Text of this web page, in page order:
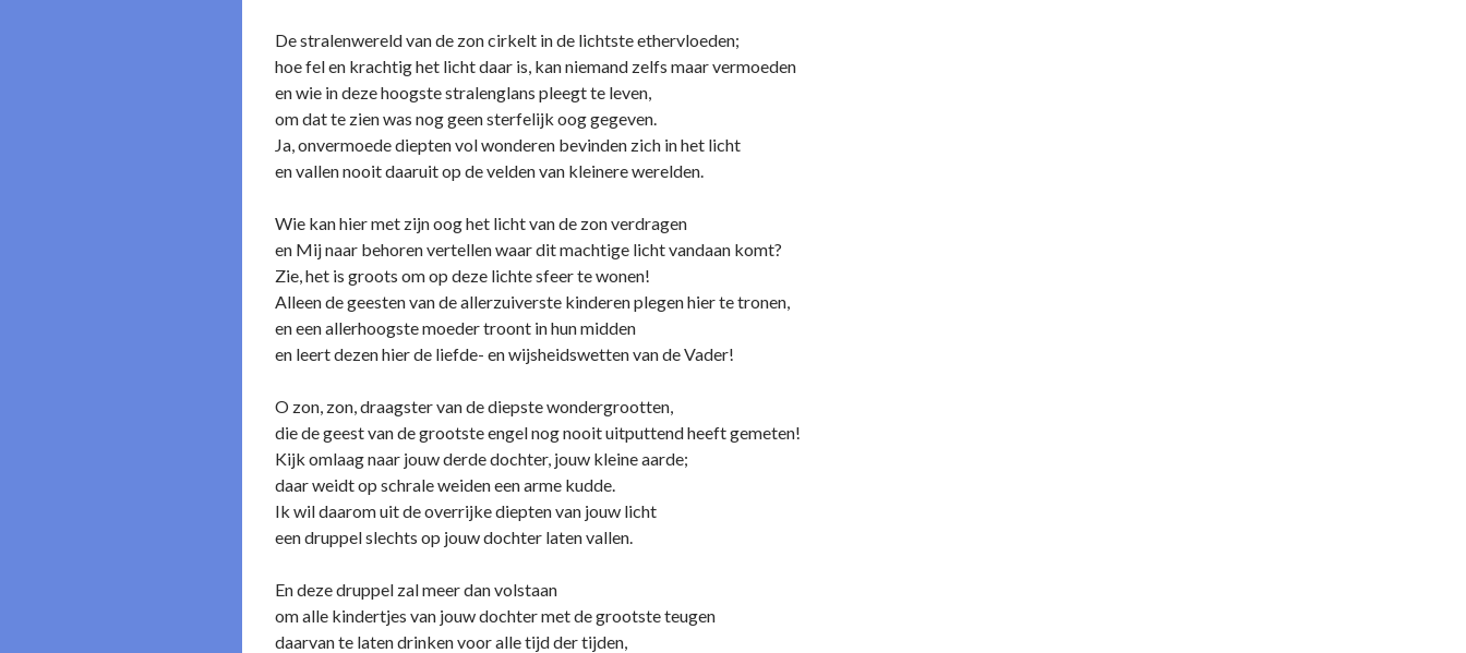
De stralenwereld van de zon cirkelt in de lichtste ethervloeden;
hoe fel en krachtig het licht daar is, kan niemand zelfs maar vermoeden
en wie in deze hoogste stralenglans pleegt te leven,
om dat te zien was nog geen sterfelijk oog gegeven.
Ja, o­nvermoede diepten vol wonderen bevinden zich in het licht
en vallen nooit daaruit op de velden van kleinere werelden.
Wie kan hier met zijn oog het licht van de zon verdragen
en Mij naar behoren vertellen waar dit machtige licht vandaan komt?
Zie, het is groots om op deze lichte sfeer te wonen!
Alleen de geesten van de allerzuiverste kinderen plegen hier te tronen,
en een allerhoogste moeder troont in hun midden
en leert dezen hier de liefde- en wijsheidswetten van de Vader!
O zon, zon, draagster van de diepste wondergrootten,
die de geest van de grootste engel nog nooit uitputtend heeft gemeten!
Kijk omlaag naar jouw derde dochter, jouw kleine aarde;
daar weidt op schrale weiden een arme kudde.
Ik wil daarom uit de overrijke diepten van jouw licht
een druppel slechts op jouw dochter laten vallen.
En deze druppel zal meer dan volstaan
om alle kindertjes van jouw dochter met de grootste teugen
daarvan te laten drinken voor alle tijd der tijden,